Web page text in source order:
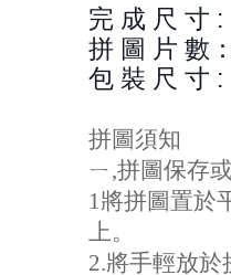
完 成 尺 寸
拼 圖 片 數
包 裝 尺 寸
拼圖須知
ㄧ,拼圖保存
1將拼圖置於
上。
2.將手輕放